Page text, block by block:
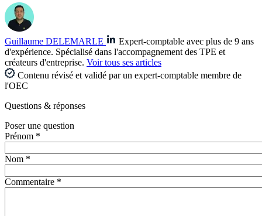
Guillaume DELEMARLE
Expert-comptable avec plus de 9 ans
d'expérience. Spécialisé dans l'accompagnement des TPE et
créateurs d'entreprise. Voir tous ses articles
Contenu révisé et validé par un expert-comptable membre de
l'OEC
Questions & réponses
Poser une question
Prénom *
Nom *
Commentaire *